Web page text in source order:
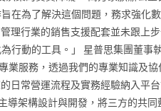
在為了解決這個問題，務求強化
理行業的銷售支援配套並未跟上
動的工具。」 星普思集團董事
服務，透過我們的專業知識及
日常營運流程及實務經驗納入平
架構設計與開發，將三方的共